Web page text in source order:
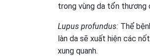
trong vùng da tổn thương
Lupus profundus: Thể
làn da sẽ xuất hiện các
xung quanh.